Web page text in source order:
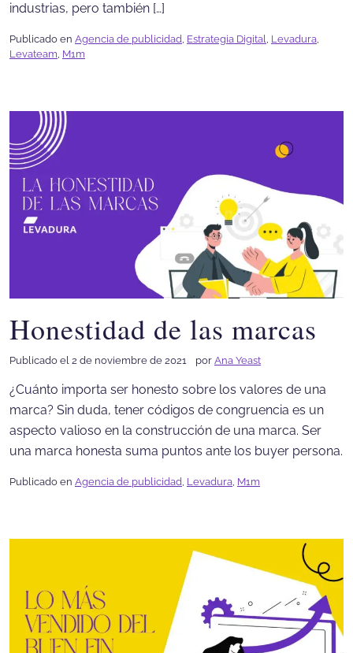
industrias, pero también […]
Publicado en Agencia de publicidad, Estrategia Digital, Levadura,
Levateam, M1m
Honestidad de las marcas
Publicado el 2 de noviembre de 2021 por Ana Yeast
¿Cuánto importa ser honesto sobre los valores de una
marca? Sin duda, tener códigos de congruencia es un
aspecto valioso en la construcción de una marca. Ser
una marca honesta suma puntos ante los buyer persona.
Publicado en Agencia de publicidad Levadura M1m